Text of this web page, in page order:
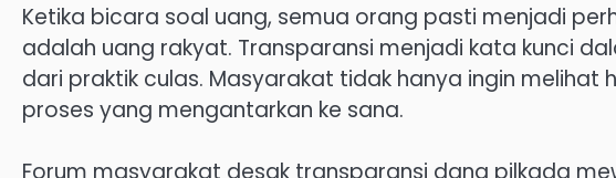
Ketika bicara soal uang, semua orang pasti menjadi
adalah uang rakyat. Transparansi menjadi kata kunci
dari praktik culas. Masyarakat tidak hanya ingin melihat
proses yang mengantarkan ke sana.